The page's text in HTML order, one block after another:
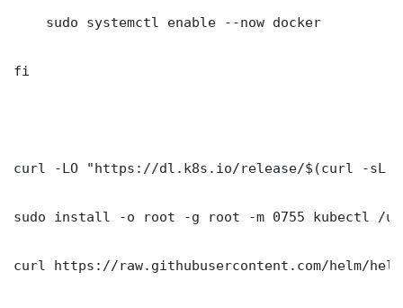
    sudo systemctl enable --now docker
fi
curl -LO "https://dl.k8s.io/release/$(curl -sL
sudo install -o root -g root -m 0755 kubectl /
curl https://raw.githubusercontent.com/helm/